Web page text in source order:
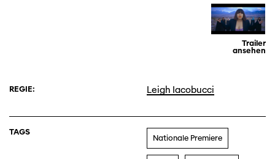
Trailer
ansehen
REGIE: Leigh Iacobucci
TAGS
Nationale Premiere